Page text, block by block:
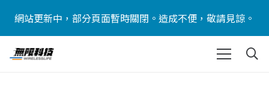
網站更新中，部分頁面暫時關閉。造成不便，敬請見諒。